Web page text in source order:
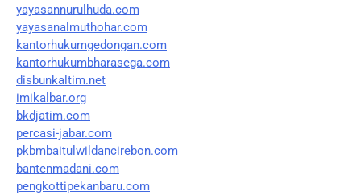
yayasannurulhuda.com
yayasanalmuthohar.com
kantorhukumgedongan.com
kantorhukumbharasega.com
disbunkaltim.net
imikalbar.org
bkdjatim.com
percasi-jabar.com
pkbmbaitulwildancirebon.com
bantenmadani.com
pengkottipekanbaru.com